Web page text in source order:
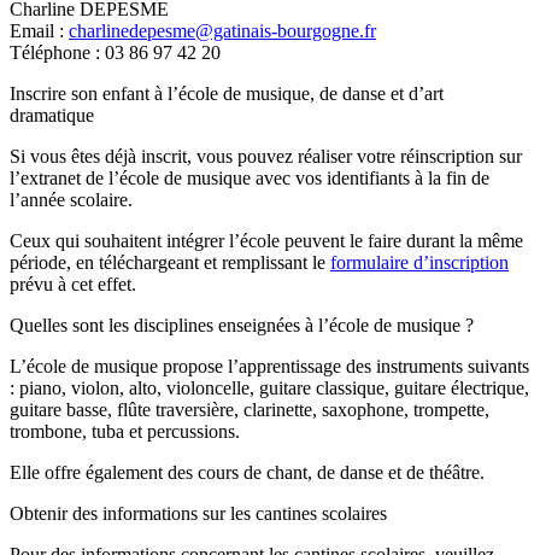
Charline DEPESME
Email : charlinedepesme@gatinais-bourgogne.fr
Téléphone : 03 86 97 42 20
Inscrire son enfant à l’école de musique, de danse et d’art
dramatique
Si vous êtes déjà inscrit, vous pouvez réaliser votre réinscription sur
l’extranet de l’école de musique avec vos identifiants à la fin de
l’année scolaire.
Ceux qui souhaitent intégrer l’école peuvent le faire durant la même
période, en téléchargeant et remplissant le formulaire d’inscription
prévu à cet effet.
Quelles sont les disciplines enseignées à l’école de musique ?
L’école de musique propose l’apprentissage des instruments suivants
: piano, violon, alto, violoncelle, guitare classique, guitare électrique,
guitare basse, flûte traversière, clarinette, saxophone, trompette,
trombone, tuba et percussions.
Elle offre également des cours de chant, de danse et de théâtre.
Obtenir des informations sur les cantines scolaires